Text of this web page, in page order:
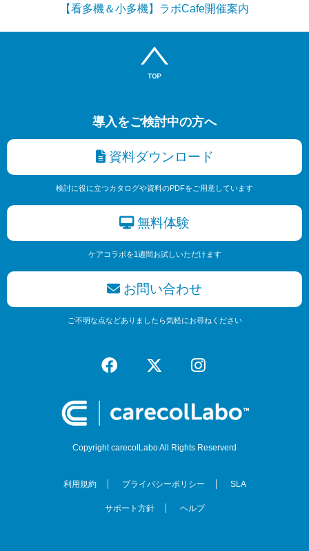
【看多機＆小多機】ラボCafe開催案内
導入をご検討中の方へ
資料ダウンロード
検討に役に立つカタログや資料のPDFをご用意しています
無料体験
ケアコラボを1週間お試しいただけます
お問い合わせ
ご不明な点などありましたら気軽にお尋ねください
Copyright carecolLabo All Rights Reserverd
利用規約 プライバシーポリシー SLA
サポート方針 ヘルプ